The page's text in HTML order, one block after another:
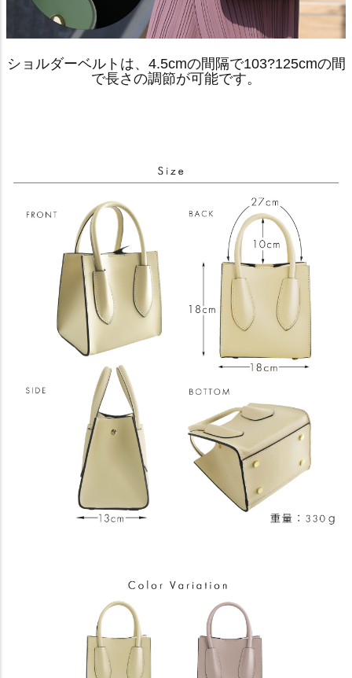
ショルダーベルトは、4.5cmの間隔で103?125cmの間
で長さの調節が可能です。